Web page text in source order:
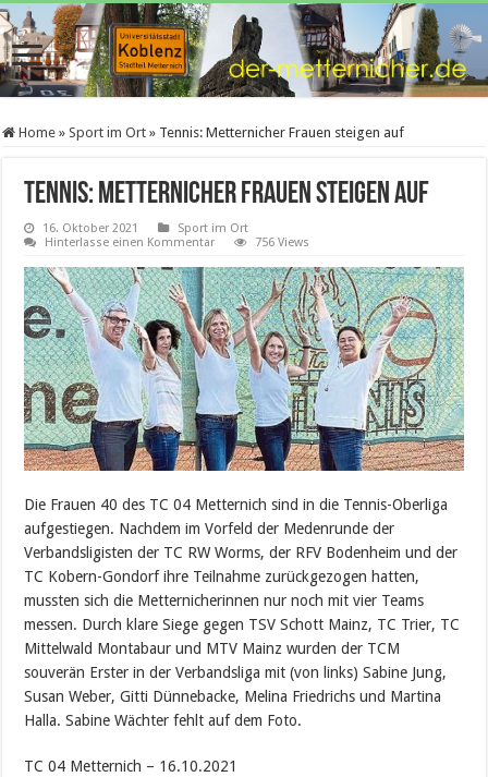
Home » Sport im Ort » Tennis: Metternicher Frauen steigen auf
Tennis: Metternicher Frauen steigen auf
16. Oktober 2021
Sport im Ort
Hinterlasse einen Kommentar
756 Views
Die Frauen 40 des TC 04 Metternich sind in die Tennis-Oberliga
aufgestiegen. Nachdem im Vorfeld der Medenrunde der
Verbandsligisten der TC RW Worms, der RFV Bodenheim und der
TC Kobern-Gondorf ihre Teilnahme zurückgezogen hatten,
mussten sich die Metternicherinnen nur noch mit vier Teams
messen. Durch klare Siege gegen TSV Schott Mainz, TC Trier, TC
Mittelwald Montabaur und MTV Mainz wurden der TCM
souverän Erster in der Verbandsliga mit (von links) Sabine Jung,
Susan Weber, Gitti Dünnebacke, Melina Friedrichs und Martina
Halla. Sabine Wächter fehlt auf dem Foto.
TC 04 Metternich – 16.10.2021